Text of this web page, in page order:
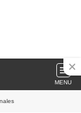
MENU